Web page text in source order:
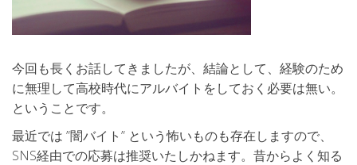
今回も長くお話してきましたが、結論として、経験のため
に無理して高校時代にアルバイトをしておく必要は無い。
ということです。
最近では ”闇バイト” という怖いものも存在しますので、
SNS経由での応募は推奨いたしかねます。昔からよく知る